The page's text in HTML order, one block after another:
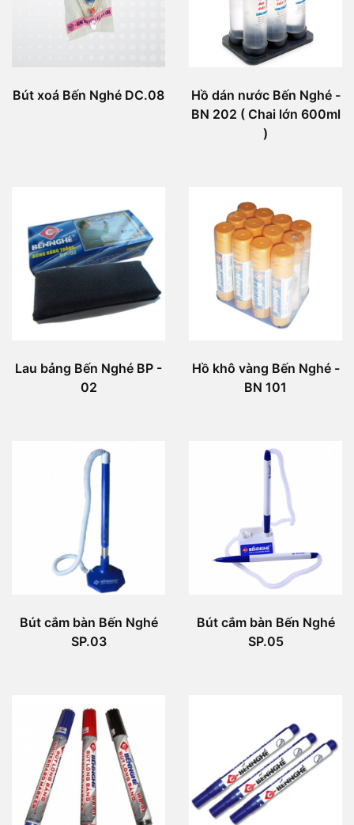
Bút xoá Bến Nghé DC.08
Hồ dán nước Bến Nghé -
BN 202 ( Chai lớn 600ml
)
Lau bảng Bến Nghé BP -
02
Hồ khô vàng Bến Nghé -
BN 101
Bút cắm bàn Bến Nghé
SP.03
Bút cắm bàn Bến Nghé
SP.05